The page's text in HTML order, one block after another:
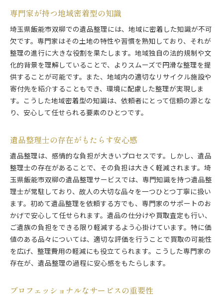
専門家が持つ地域密着型の知識
埼玉県飯能市双柳での遺品整理には、地域に密着した知識が不可
欠です。専門家はその土地の特性や習慣を熟知しており、それが
整理の進行に大きな役割を果たします。地域独自の法的規制や文
化的背景を理解していることで、よりスムーズで円滑な整理を提
供することが可能です。また、地域内の適切なリサイクル施設や
寄付先を紹介することもでき、環境に配慮した整理が実現しま
す。こうした地域密着型の知識は、依頼者にとって信頼の源とな
り、安心して任せられる要素のひとつです。
遺品整理士の存在がもたらす安心感
遺品整理は、感情的な負担が大きいプロセスです。しかし、遺品
整理士の存在があることで、その負担は大きく軽減されます。埼
玉県飯能市双柳の遺品整理サービスでは、専門知識を持つ遺品整
理士が常駐しており、故人の大切な品々を一つひとつ丁寧に扱い
ます。初めて遺品整理を依頼する方でも、専門家のサポートのお
かげで安心して任せられます。遺品の仕分けや買取査定も行い、
ご遺族の負担をできる限り軽減するよう心掛けています。特に価
値のある品々については、適切な評価を行うことで買取の可能性
を広げ、整理費用の軽減にも役立てられます。こうした専門家の
存在が、遺品整理の過程に安心感をもたらします。
プロフェッショナルなサービスの重要性